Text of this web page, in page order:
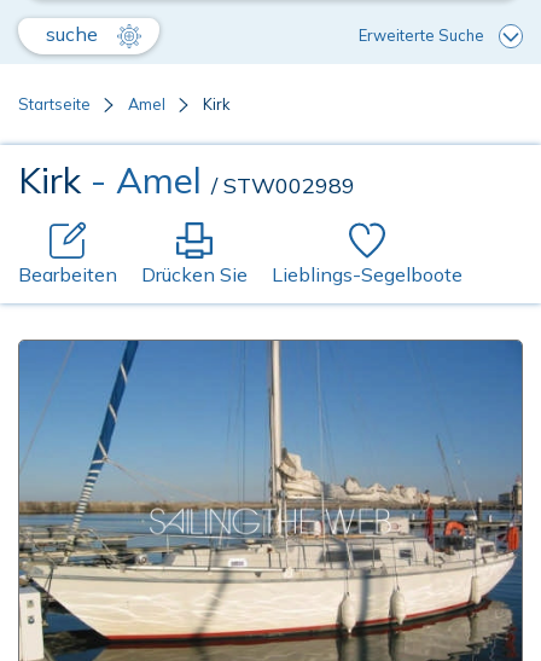
suche Erweiterte Suche
Startseite Amel Kirk
Kirk - Amel / STW002989
Bearbeiten Drücken Sie Lieblings-Segelboote